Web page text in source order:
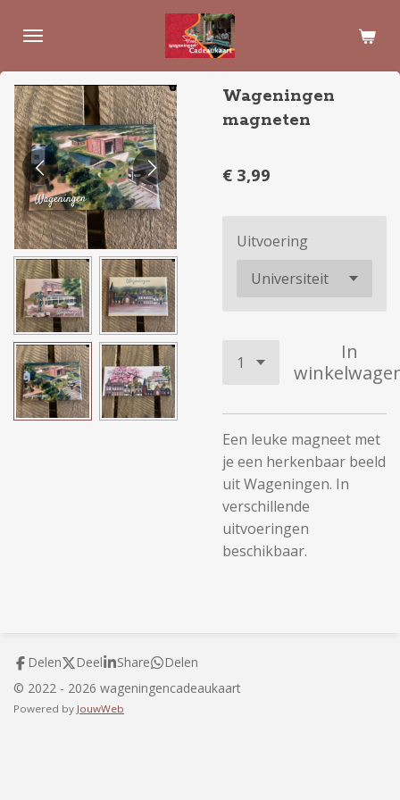
direct
de
hoofdinhoud
Wageningen
magneten
€ 3,99
Uitvoering
In
Een leuke magneet met
je een herkenbaar beeld
uit Wageningen. In
verschillende
uitvoeringen
beschikbaar.
Delen Deel Share
Delen
© 2022 - 2026 wageningencadeaukaart
Powered by JouwWeb